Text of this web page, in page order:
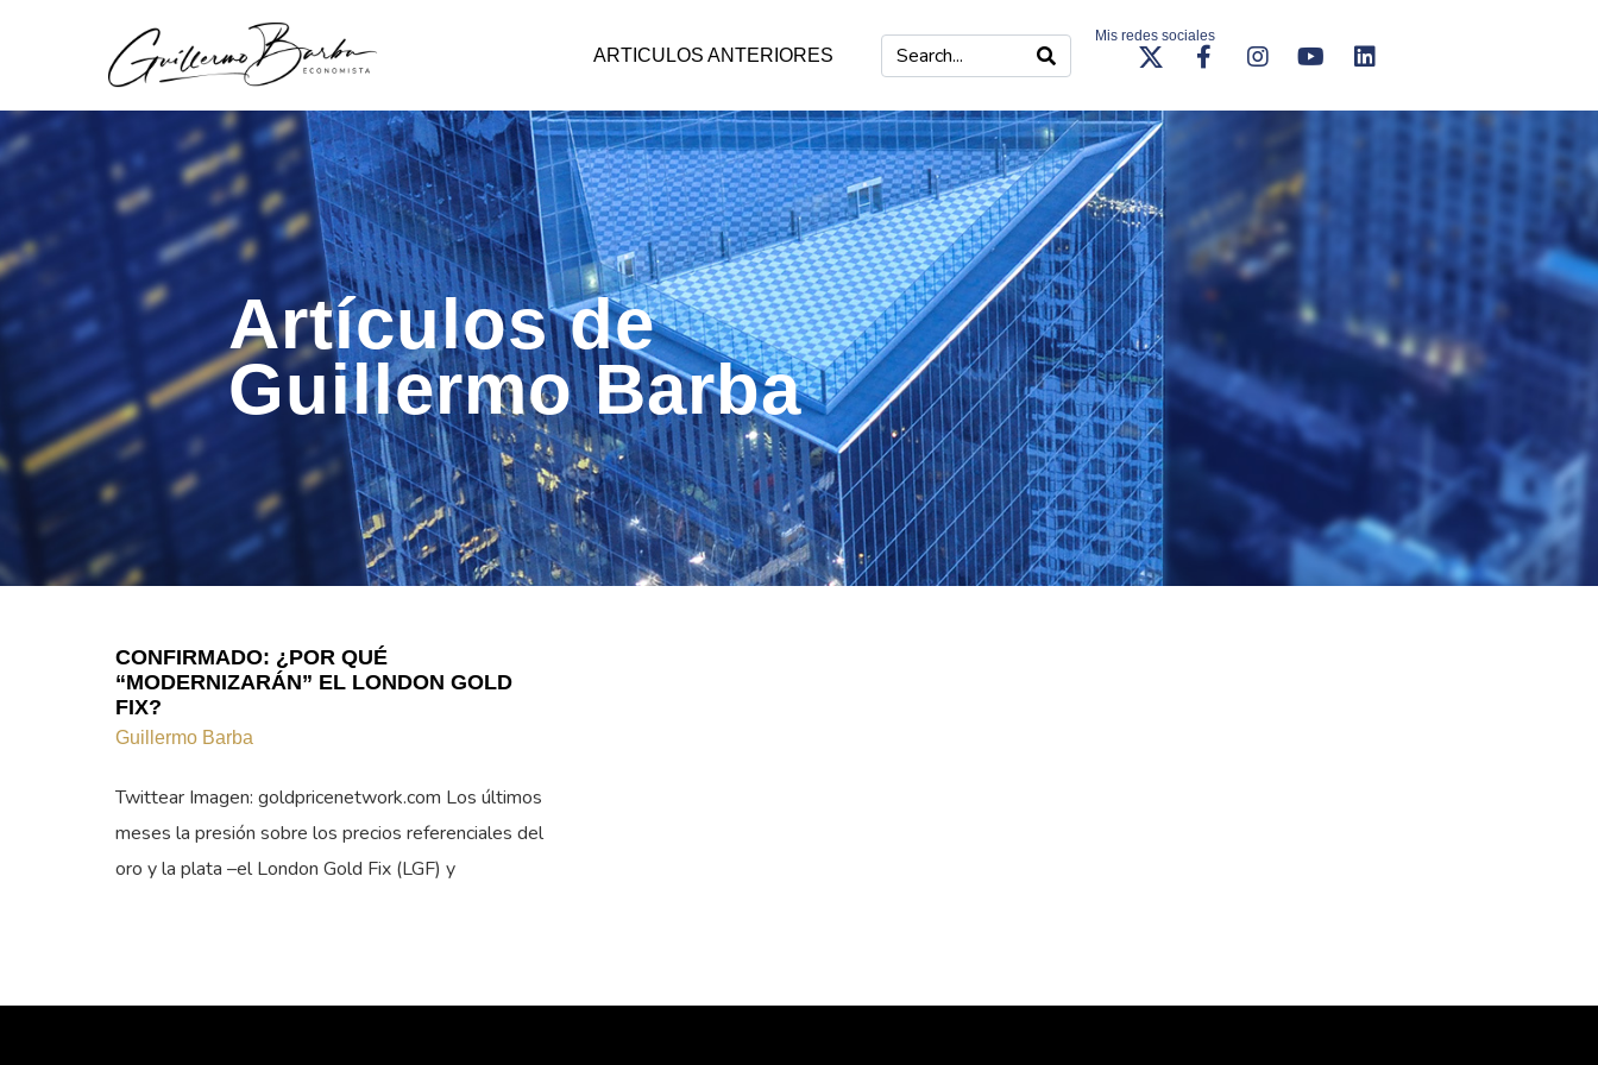
ARTICULOS ANTERIORES
Mis redes sociales
Artículos de
Guillermo Barba
CONFIRMADO: ¿POR QUÉ
“MODERNIZARÁN” EL LONDON GOLD
FIX?
Guillermo Barba
Twittear Imagen: goldpricenetwork.com Los últimos
meses la presión sobre los precios referenciales del
oro y la plata –el London Gold Fix (LGF) y